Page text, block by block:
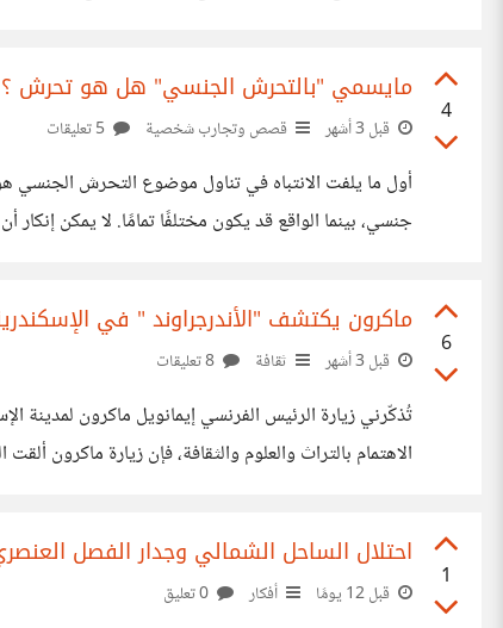
4
مايسمي "بالتحرش الجنسي" هل هو
قبل 3 أشهر قصص وتجارب شخصية
أول ما يلفت الانتباه في تناول موضوع التحرش الجنسي
جنسي، بينما
6
ماكرون يكتشف "الأندرجراوند " في
قبل 3 أشهر ثقافة
تُذكّرني زيارة الرئيس الفرنسي إيمانويل ماكرون
1
احتلال الساحل الشمالي وجدار الفصل
قبل 12 يومًا أفكار